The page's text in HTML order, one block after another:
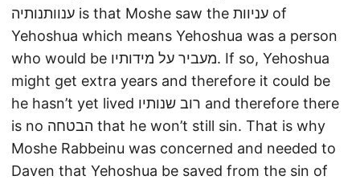
ענוותנותיה is that Moshe saw the עניוות of
Yehoshua which means Yehoshua was a person
who would be מעביר על מידותיו. If so, Yehoshua
might get extra years and therefore it could be
he hasn’t yet lived רוב שנותיו and therefore there
is no הבטחה that he won’t still sin. That is why
Moshe Rabbeinu was concerned and needed to
Daven that Yehoshua be saved from the sin of